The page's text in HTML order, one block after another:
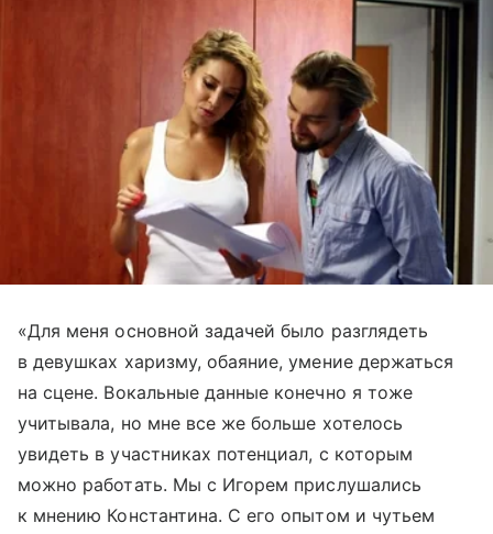
«Для меня основной задачей было разглядеть
в девушках харизму, обаяние, умение держаться
на сцене. Вокальные данные конечно я тоже
учитывала, но мне все же больше хотелось
увидеть в участниках потенциал, с которым
можно работать. Мы с Игорем прислушались
к мнению Константина. С его опытом и чутьем